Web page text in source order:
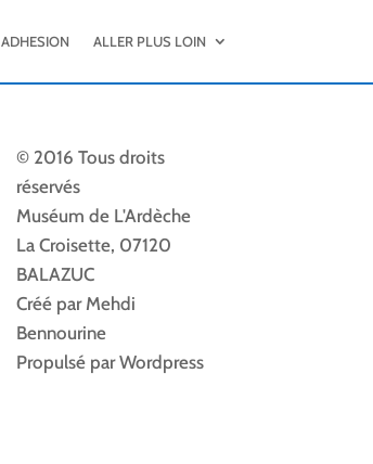
ADHESION ALLER PLUS LOIN
© 2016 Tous droits
réservés
Muséum de L'Ardèche
La Croisette, 07120
BALAZUC
Créé par Mehdi
Bennourine
Propulsé par Wordpress